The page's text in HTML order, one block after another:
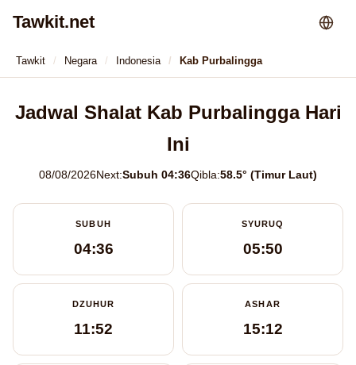
Tawkit.net
Tawkit Negara Indonesia Kab Purbalingga
Jadwal Shalat Kab Purbalingga Hari
Ini
08/08/2026Next:Subuh 04:36Qibla:58.5° (Timur Laut)
SUBUH
04:36
SYURUQ
05:50
DZUHUR
11:52
ASHAR
15:12